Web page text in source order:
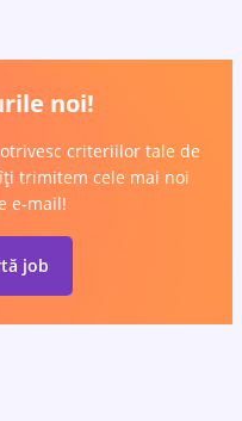
noi!
criteriilor tale de
trimitem cele mai noi
e-mail!
job